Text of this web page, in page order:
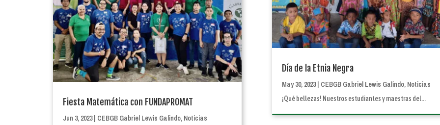
Fiesta Matemática con FUNDAPROMAT
Jun 3, 2023| CEBGB Gabriel Lewis Galindo, Noticias
Día de la Etnia Negra
May 30, 2023| CEBGB Gabriel Lewis Galindo, Noticias
¡Qué bellezas! Nuestros estudiantes y maestras del...